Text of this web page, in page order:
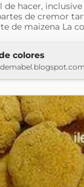
de hacer,
de cremor
de maizena La
colores